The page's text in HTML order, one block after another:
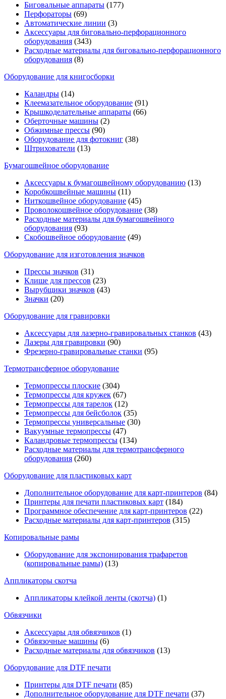
Биговальные аппараты (177)
Перфораторы (69)
Автоматические линии (3)
Аксессуары для биговально-перфорационного
оборудования (343)
Расходные материалы для биговально-перфорационного
оборудования (8)
Оборудование для книгосборки
Каландры (14)
Клеемазательное оборудование (91)
Крышкоделательные аппараты (66)
Оберточные машины (2)
Обжимные прессы (90)
Оборудование для фотокниг (38)
Штрихователи (13)
Бумагошвейное оборудование
Аксессуары к бумагошвейному оборудованию (13)
Коробкошвейные машины (11)
Ниткошвейное оборудование (45)
Проволокошвейное оборудование (38)
Расходные материалы для бумагошвейного
оборудования (93)
Скобошвейное оборудование (49)
Оборудование для изготовления значков
Прессы значков (31)
Клише для прессов (23)
Вырубщики значков (43)
Значки (20)
Оборудование для гравировки
Аксессуары для лазерно-гравировальных станков (43)
Лазеры для гравировки (90)
Фрезерно-гравировальные станки (95)
Термотрансферное оборудование
Термопрессы плоские (304)
Термопрессы для кружек (67)
Термопрессы для тарелок (12)
Термопрессы для бейсболок (35)
Термопрессы универсальные (30)
Вакуумные термопрессы (47)
Каландровые термопрессы (134)
Расходные материалы для термотрансферного
оборудования (260)
Оборудование для пластиковых карт
Дополнительное оборудование для карт-принтеров (84)
Принтеры для печати пластиковых карт (184)
Программное обеспечение для карт-принтеров (22)
Расходные материалы для карт-принтеров (315)
Копировальные рамы
Оборудование для экспонирования трафаретов
(копировальные рамы) (13)
Аппликаторы скотча
Аппликаторы клейкой ленты (скотча) (1)
Обвязчики
Аксессуары для обвязчиков (1)
Обвязочные машины (6)
Расходные материалы для обвязчиков (13)
Оборудование для DTF печати
Принтеры для DTF печати (85)
Дополнительное оборудование для DTF печати (37)